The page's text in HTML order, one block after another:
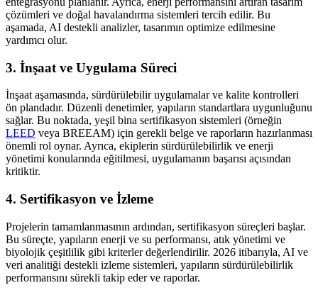
çözümleri ve doğal havalandırma sistemleri tercih edilir. Bu
aşamada, AI destekli analizler, tasarımın optimize edilmesine
yardımcı olur.
3. İnşaat ve Uygulama Süreci
İnşaat aşamasında, sürdürülebilir uygulamalar ve kalite kontrolleri
ön plandadır. Düzenli denetimler, yapıların standartlara uygunluğunu
sağlar. Bu noktada, yeşil bina sertifikasyon sistemleri (örneğin
LEED veya BREEAM) için gerekli belge ve raporların hazırlanması
önemli rol oynar. Ayrıca, ekiplerin sürdürülebilirlik ve enerji
yönetimi konularında eğitilmesi, uygulamanın başarısı açısından
kritiktir.
4. Sertifikasyon ve İzleme
Projelerin tamamlanmasının ardından, sertifikasyon süreçleri başlar.
Bu süreçte, yapıların enerji ve su performansı, atık yönetimi ve
biyolojik çeşitlilik gibi kriterler değerlendirilir. 2026 itibarıyla, AI ve
veri analitiği destekli izleme sistemleri, yapıların sürdürülebilirlik
performansını sürekli takip eder ve raporlar.